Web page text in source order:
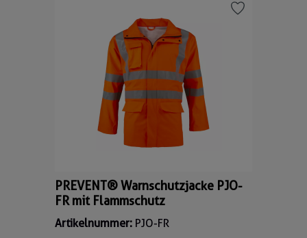
PREVENT® Warnschutzjacke PJO-
FR mit Flammschutz
Artikelnummer: PJO-FR